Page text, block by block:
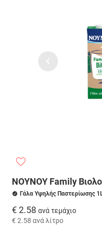
ΝΟΥΝΟΥ Family
Γάλα Υψηλής Παστερίωσης
€ 2.58 ανά τεμάχιο
€ 2.58 ανά λίτρο